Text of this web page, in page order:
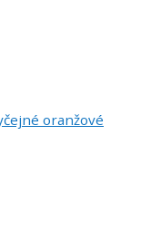
oranžové